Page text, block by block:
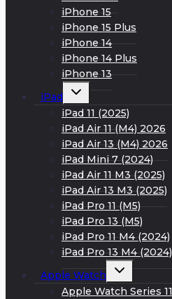
iPhone 15
iPhone 15 Plus
iPhone 14
iPhone 14 Plus
iPhone 13
iPad
Развернуть
меню
iPad 11 (2025)
iPad Air 11 (M4) 2026
iPad Air 13 (M4) 2026
iPad Mini 7 (2024)
iPad Air 11 M3 (2025)
iPad Air 13 M3 (2025)
iPad Pro 11 (M5)
iPad Pro 13 (M5)
iPad Pro 11 M4 (2024)
iPad Pro 13 M4 (2024)
Apple Watch
Развернуть
меню
Apple Watch Series 11